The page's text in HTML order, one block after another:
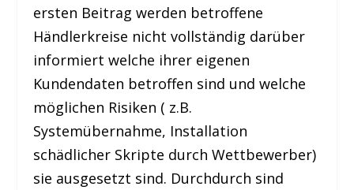
ersten Beitrag werden betroffene
Händlerkreise nicht vollständig darüber
informiert welche ihrer eigenen
Kundendaten betroffen sind und welche
möglichen Risiken ( z.B.
Systemübernahme, Installation
schädlicher Skripte durch Wettbewerber)
sie ausgesetzt sind. Durchdurch sind